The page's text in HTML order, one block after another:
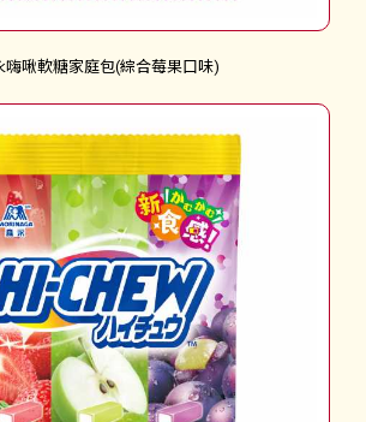
嗨啾軟糖家庭包(綜合莓果口味)